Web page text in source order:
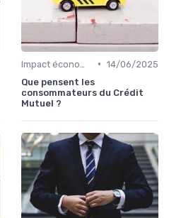
• 14/06/2025
Que pensent les
consommateurs du Crédit
Mutuel ?